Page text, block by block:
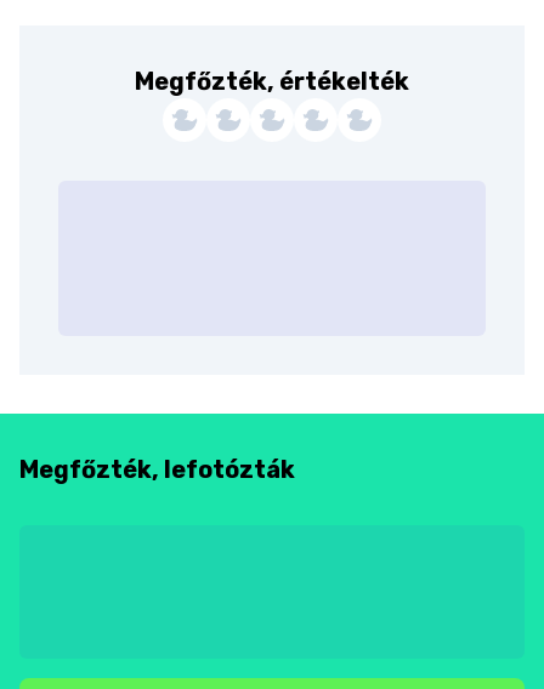
Megfőzték, értékelték
Megfőzték, lefotózták